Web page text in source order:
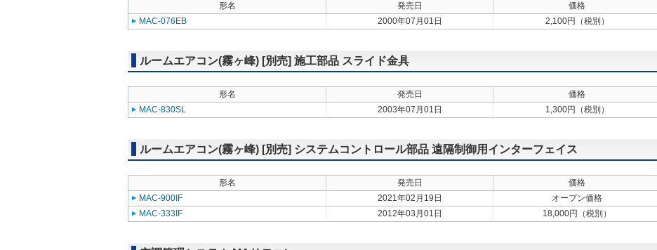
形名 発売日
価格
MAC-076EB
2000年07月01日 2,100円（税別）
ルームエアコン(霧ヶ峰) [別売] 施工部品 スライド金具
形名 発売日
価格
MAC-830SL
2003年07月01日 1,300円（税別）
ルームエアコン(霧ヶ峰) [別売] システムコントロール部品 遠隔制御用インターフェイス
形名 発売日
価格
MAC-900IF
2021年02月19日
オープン価格
MAC-333IF
2012年03月01日 18,000円（税別）